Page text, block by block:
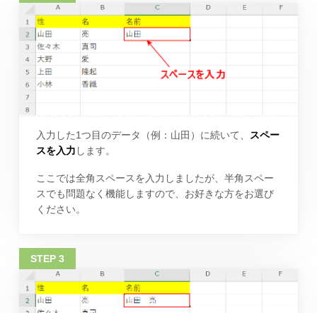
入力した1つ目のデータ（例：山田）に続いて、 スペー
スを入力 します。
ここでは全角スペースを入力しましたが、半角スペー
スでも問題なく機能しますので、お好きな方をお選び
ください。